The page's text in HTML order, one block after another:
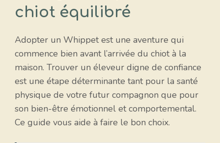
chiot équilibré
Adopter un Whippet est une aventure qui
commence bien avant l’arrivée du chiot à la
maison. Trouver un éleveur digne de confiance
est une étape déterminante tant pour la santé
physique de votre futur compagnon que pour
son bien-être émotionnel et comportemental.
Ce guide vous aide à faire le bon choix.